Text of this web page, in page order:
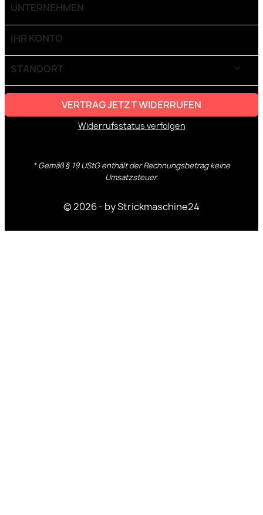
UNTERNEHMEN
IHR KONTO
STANDORT keyboard_arrow_down
VERTRAG JETZT WIDERRUFEN
Widerrufsstatus verfolgen
* Gemäß § 19 UStG enthält der Rechnungsbetrag keine
Umsatzsteuer.
© 2026 - by Strickmaschine24